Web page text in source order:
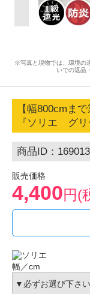
※写真と現物では、環境の
いでの返品
【幅800cmま
『ソリエ グ
商品ID：
販売価格
4,400円(
幅／cm